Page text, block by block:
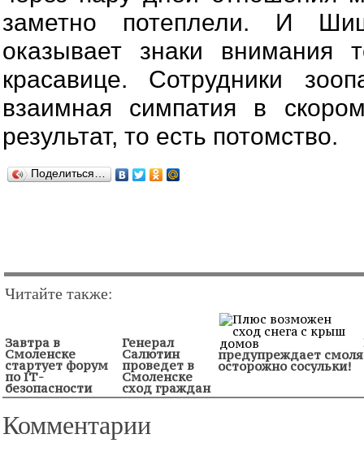
заметно потеплели. И
оказывает знаки внимания
красавице. Сотрудники
взаимная симпатия в
результат, то есть потомство.
Поделиться…
Читайте также:
Завтра в
Смоленске
стартует форум
по IТ-
безопасности
Генерал
Салютин
проведет в
Смоленске
сход граждан
предупреждает
осторожно сосульки!
Комментарии